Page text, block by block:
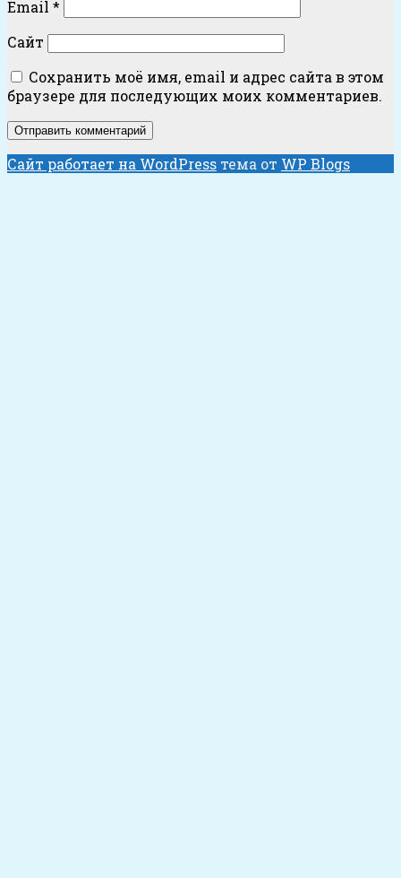
Email *
Сайт
Сохранить моё имя, email и адрес сайта в этом
браузере для последующих моих комментариев.
Сайт работает на WordPress тема от WP Blogs